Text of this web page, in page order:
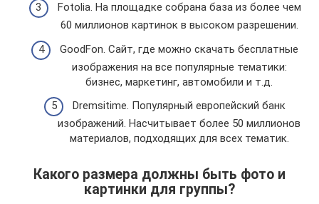
Fotolia. На площадке собрана база из более чем
60 миллионов картинок в высоком разрешении.
GoodFon. Сайт, где можно скачать бесплатные
изображения на все популярные тематики:
бизнес, маркетинг, автомобили и т.д.
Dremsitime. Популярный европейский банк
изображений. Насчитывает более 50 миллионов
материалов, подходящих для всех тематик.
Какого размера должны быть фото и
картинки для группы?